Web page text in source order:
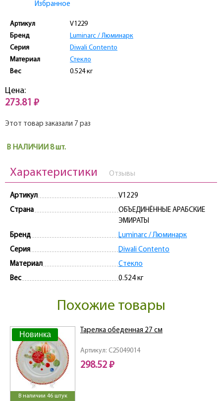
Избранное
Артикул
V1229
Бренд
Luminarc / Люминарк
Серия
Diwali Contento
Материал
Стекло
Вес
0.524 кг
Цена:
273.81 ₽
Этот товар заказали 7 раз
В НАЛИЧИИ 8 шт.
Характеристики Отзывы
Артикул
V1229
Страна
ОБЪЕДИНЁННЫЕ АРАБСКИЕ
ЭМИРАТЫ
Бренд
Luminarc / Люминарк
Серия
Diwali Contento
Материал
Стекло
Вес
0.524 кг
Похожие товары
Новинка
В наличии 46 штук
Артикул: C25049014
Тарелка обеденная 27 см
298.52 ₽